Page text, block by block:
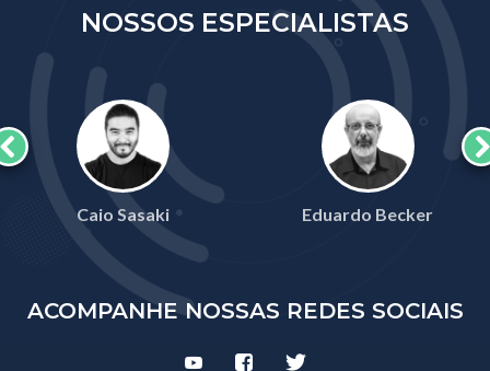
NOSSOS ESPECIALISTAS
Caio Sasaki Eduardo Becker
ACOMPANHE NOSSAS REDES SOCIAIS